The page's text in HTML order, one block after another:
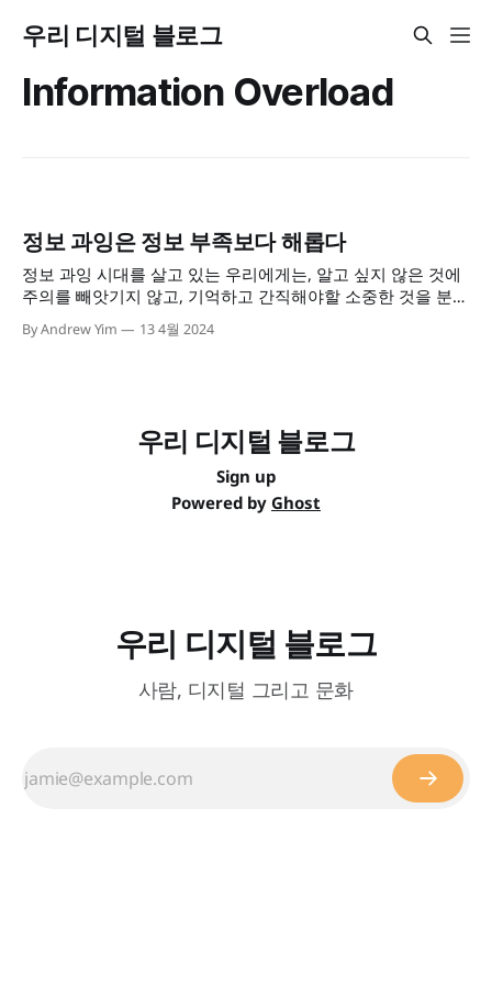
우리 디지털 블로그
Information Overload
정보 과잉은 정보 부족보다 해롭다
정보 과잉 시대를 살고 있는 우리에게는, 알고 싶지 않은 것에
주의를 빼앗기지 않고, 기억하고 간직해야할 소중한 것을 분별
해낼수 있는 디지털 리터시가 필요하다
By Andrew Yim 13 4월 2024
우리 디지털 블로그
Sign up
Powered by Ghost
우리 디지털 블로그
사람, 디지털 그리고 문화